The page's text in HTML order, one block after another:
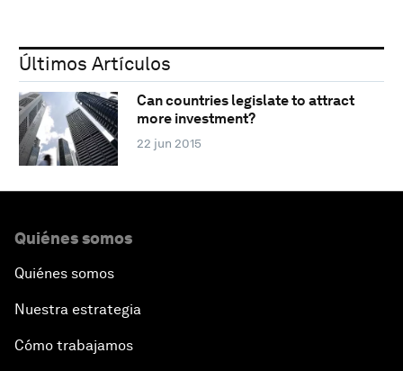
Últimos Artículos
Can countries legislate to attract
more investment?
22 jun 2015
Quiénes somos
Quiénes somos
Nuestra estrategia
Cómo trabajamos